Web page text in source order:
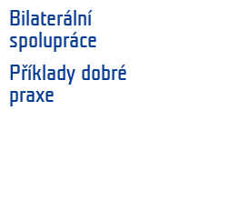
Bilaterální
spolupráce
Příklady dobré
praxe